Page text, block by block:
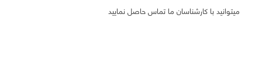
میتوانید با کارشناسان ما تماس حاصل نمایید